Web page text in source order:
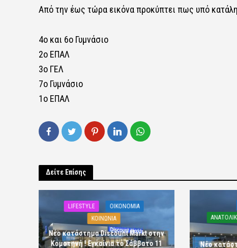
Από την έως τώρα εικόνα προκύπτει πως υπό
4ο και 6ο Γυμνάσιο
2ο ΕΠΑΛ
3ο ΓΕΛ
7ο Γυμνάσιο
1ο ΕΠΑΛ
Δείτε Επίσης
LIFESTYLE
OIKONOMIA
ΚΟΙΝΩΝΙΑ
Νέο κατάστημα Discount Markt στην
Κομοτηνή ! Εγκαίνια το Σάββατο 11
Νέο